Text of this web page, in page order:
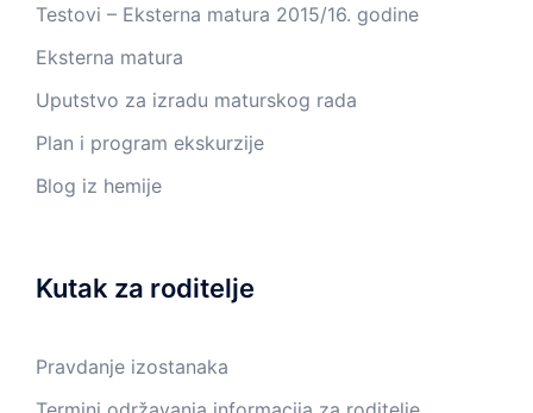
Testovi – Eksterna matura 2015/16. godine
Eksterna matura
Uputstvo za izradu maturskog rada
Plan i program ekskurzije
Blog iz hemije
Kutak za roditelje
Pravdanje izostanaka